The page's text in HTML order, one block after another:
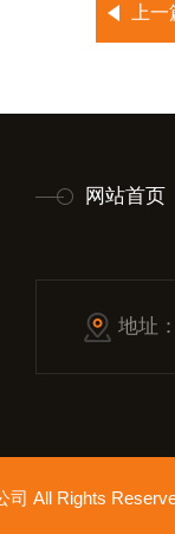
上
网站首页
地址
司 All Rights